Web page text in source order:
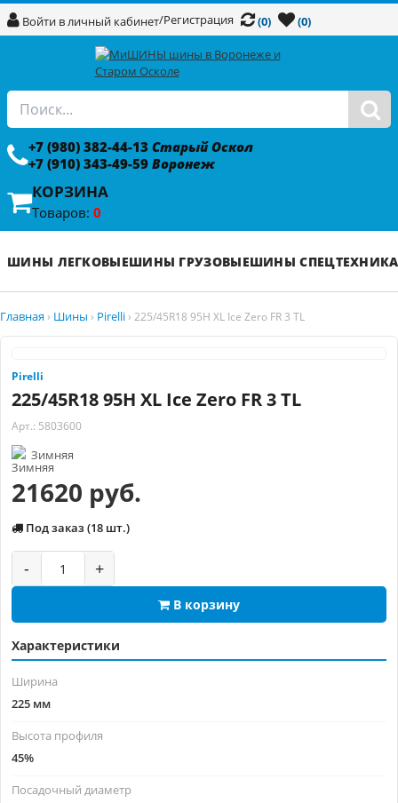
Войти в личный кабинет/Регистрация (0) (0)
+7 (980) 382-44-13 Старый Оскол
+7 (910) 343-49-59 Воронеж
КОРЗИНА
Товаров: 0
ШИНЫ ЛЕГКОВЫЕШИНЫ ГРУЗОВЫЕШИНЫ СПЕЦТЕХНИКА
Главная › Шины › Pirelli › 225/45R18 95H XL Ice Zero FR 3 TL
Pirelli
225/45R18 95H XL Ice Zero FR 3 TL
Арт.: 5803600
Зимняя
21620 руб.
Под заказ (18 шт.)
- +
В корзину
Характеристики
Ширина
225 мм
Высота профиля
45%
Посадочный диаметр